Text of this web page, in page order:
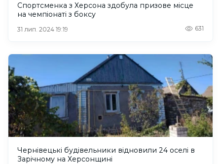
Спортсменка з Херсона здобула призове місце
на чемпіонаті з боксу
31 лип. 2024 19:19 631
Чернівецькі будівельники відновили 24 оселі в
Зарічному на Херсонщині